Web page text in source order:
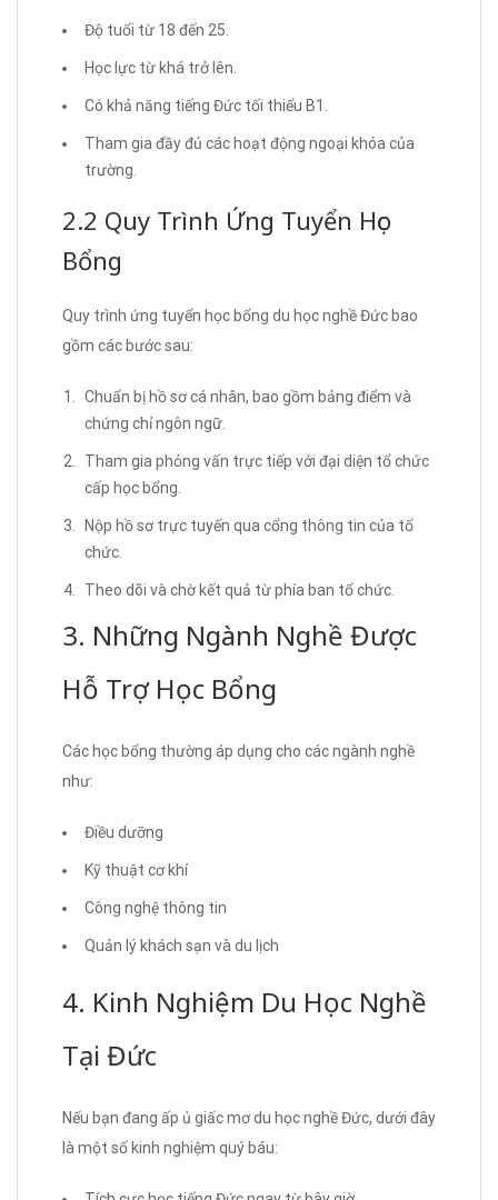
Độ tuổi từ 18 đến 25.
Học lực từ khá trở lên.
Có khả năng tiếng Đức tối thiểu B1.
Tham gia đầy đủ các hoạt động ngoại khóa của
trường.
2.2 Quy Trình Ứng Tuyển Học
Bổng
Quy trình ứng tuyển học bổng du học nghề Đức bao
gồm các bước sau:
Chuẩn bị hồ sơ cá nhân, bao gồm bảng điểm và
chứng chỉ ngôn ngữ.
Tham gia phỏng vấn trực tiếp với đại diện tổ chức
cấp học bổng.
Nộp hồ sơ trực tuyến qua cổng thông tin của tổ
chức.
Theo dõi và chờ kết quả từ phía ban tổ chức.
3. Những Ngành Nghề Được
Hỗ Trợ Học Bổng
Các học bổng thường áp dụng cho các ngành nghề
như:
Điều dưỡng
Kỹ thuật cơ khí
Công nghệ thông tin
Quản lý khách sạn và du lịch
4. Kinh Nghiệm Du Học Nghề
Tại Đức
Nếu bạn đang ấp ủ giấc mơ du học nghề Đức, dưới đây
là một số kinh nghiệm quý báu: